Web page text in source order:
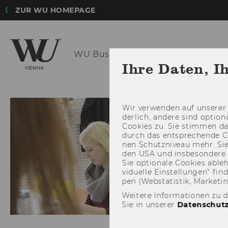
ZUR WU HOMEPAGE
WU Business
Ihre Daten,
Wir ver­wen­den auf
der­lich, an­de­re sind
Coo­kies zu. Sie stim­men
durch das ent­spre­chen­de
nen Schutz­ni­veau mehr.
den USA und
Sie op­tio­na­le Coo­kies
vi­du­el­le Ein­stel­lun­gen“
pen (Web­sta­tis­tik,
Weitere Informationen zu
Sie in unserer